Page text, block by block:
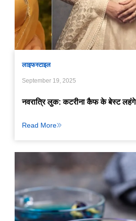
लाइफस्टाइल
September 19, 2025
नवरात्रि लुक: कटरीना कैफ के बेस्ट लहंगे
Read More